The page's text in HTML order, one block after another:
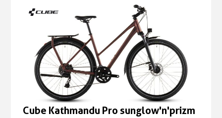
Cube Kathmandu Pro sunglow'n'prizm